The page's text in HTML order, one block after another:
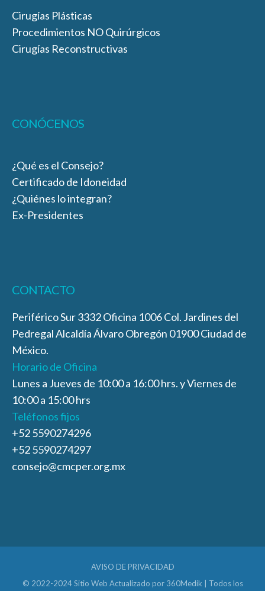
Cirugías Plásticas
Procedimientos NO Quirúrgicos
Cirugías Reconstructivas
CONÓCENOS
¿Qué es el Consejo?
Certificado de Idoneidad
¿Quiénes lo integran?
Ex-Presidentes
CONTACTO
Periférico Sur 3332 Oficina 1006 Col. Jardines del
Pedregal Alcaldía Álvaro Obregón 01900 Ciudad de
México.
Horario de Oficina
Lunes a Jueves de 10:00 a 16:00 hrs. y Viernes de
10:00 a 15:00 hrs
Teléfonos fijos
+52 5590274296
+52 5590274297
consejo@cmcper.org.mx
AVISO DE PRIVACIDAD
© 2022-2024 Sitio Web Actualizado por 360Medik | Todos los